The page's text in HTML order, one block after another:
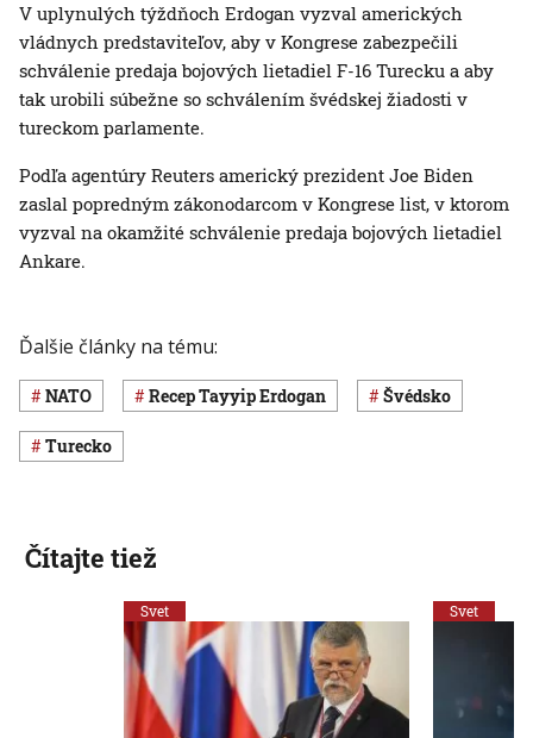
V uplynulých týždňoch Erdogan vyzval amerických
vládnych predstaviteľov, aby v Kongrese zabezpečili
schválenie predaja bojových lietadiel F-16 Turecku a aby
tak urobili súbežne so schválením švédskej žiadosti v
tureckom parlamente.
Podľa agentúry Reuters americký prezident Joe Biden
zaslal popredným zákonodarcom v Kongrese list, v ktorom
vyzval na okamžité schválenie predaja bojových lietadiel
Ankare.
Ďalšie články na tému:
NATO Recep Tayyip Erdogan Švédsko
Turecko
Čítajte tiež
Svet Svet